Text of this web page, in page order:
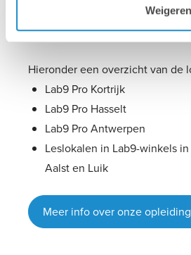
Weigeren
onze leslokalen zijn uitgerust
laatste nieuwe versie van
Hieronder een overzicht van de
Lab9 Pro Kortrijk
Lab9 Pro Hasselt
Lab9 Pro Antwerpen
Leslokalen in Lab9-winkels
Aalst en Luik
Meer info over onze